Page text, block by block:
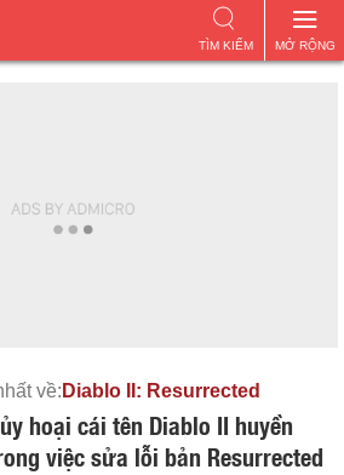
MỞ RỘNG
TÌM KIẾM
về: Diablo II: Resurrected
hoại cái tên Diablo II huyền
việc sửa lỗi bản Resurrected